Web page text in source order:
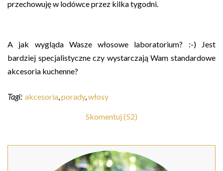
przechowuję w lodówce przez kilka tygodni.
A jak wygląda Wasze włosowe laboratorium? :-) Jest
bardziej specjalistyczne czy wystarczają Wam standardowe
akcesoria kuchenne?
Tagi: akcesoria,porady,włosy
Skomentuj (52)